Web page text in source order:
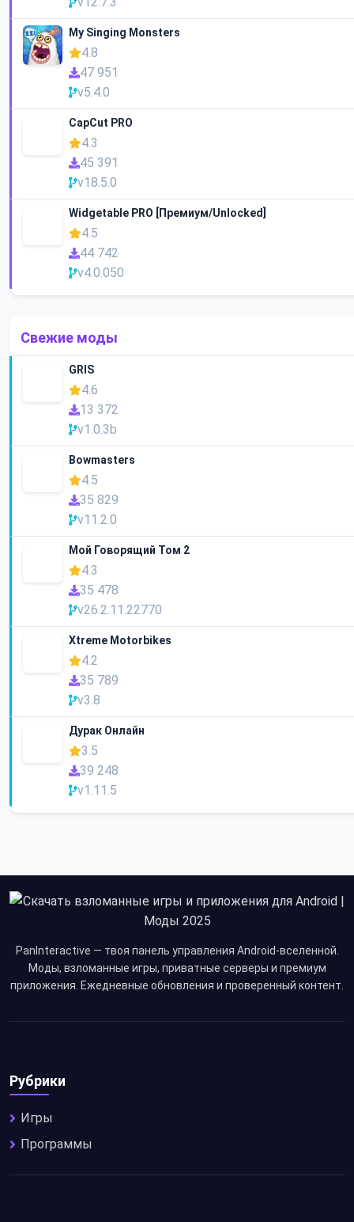
My Singing Monsters
4.8
47 951
v5.4.0
CapCut PRO
4.3
45 391
v18.5.0
Widgetable PRO [Премиум/Unlocked]
4.5
44 742
v4.0.050
Свежие моды
GRIS
4.6
13 372
v1.0.3b
Bowmasters
4.5
35 829
v11.2.0
Мой Говорящий Том 2
4.3
35 478
v26.2.11.22770
Xtreme Motorbikes
4.2
35 789
v3.8
Дурак Онлайн
3.5
39 248
v1.11.5
PanInteractive — твоя панель управления Android-вселенной.
Моды, взломанные игры, приватные серверы и премиум
приложения. Ежедневные обновления и проверенный контент.
Рубрики
Игры
Программы